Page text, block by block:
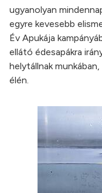
ugyanolyan
egyre kevesebb
Év Apukája
ellátó édesapákra
helytállnak
élén.